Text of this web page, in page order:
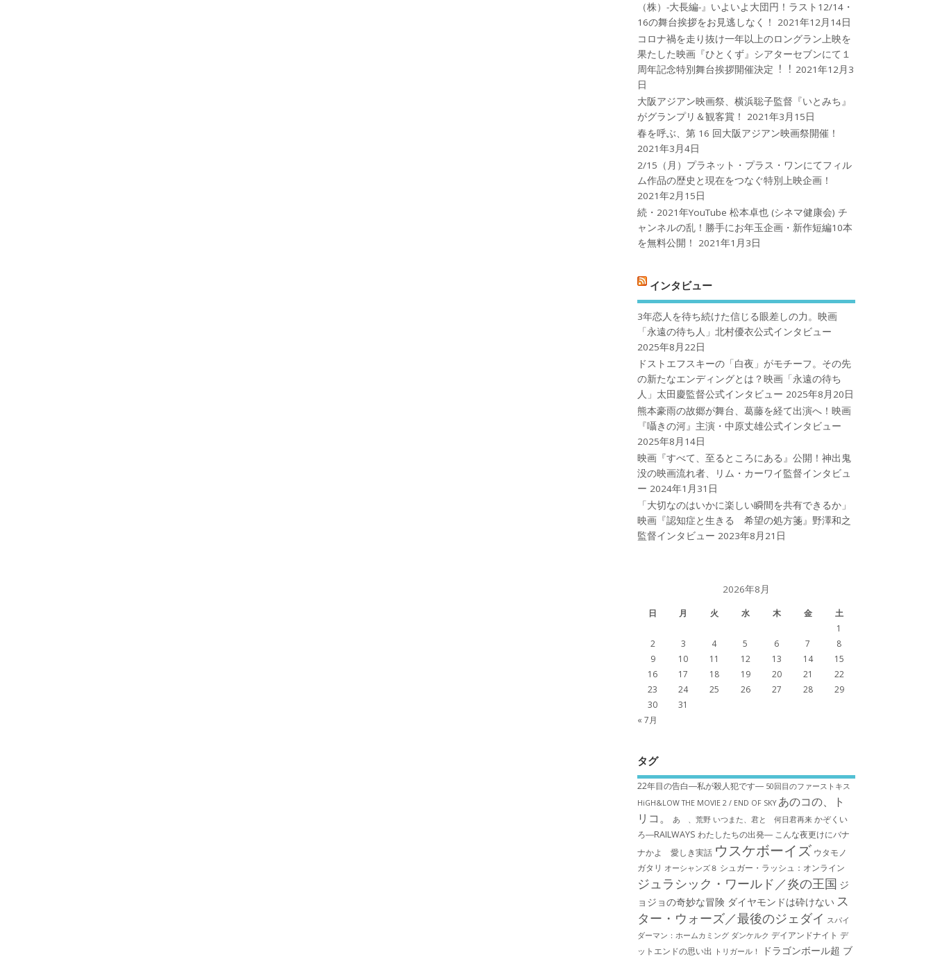
（株）-大長編-』いよいよ大団円！ラスト12/14・
16の舞台挨拶をお見逃しなく！
2021年12月14日
コロナ禍を⾛り抜け⼀年以上のロングラン上映を
果たした映画『ひとくず』シアターセブンにて１
周年記念特別舞台挨拶開催決定︕︕ 2021年12月3
日
大阪アジアン映画祭、横浜聡子監督『いとみち』
がグランプリ＆観客賞！
2021年3月15日
春を呼ぶ、第 16 回大阪アジアン映画祭開催！
2021年3月4日
2/15（月）プラネット・プラス・ワンにてフィル
ム作品の歴史と現在をつなぐ特別上映企画！
2021年2月15日
続・2021年YouTube 松本卓也 (シネマ健康会) チ
ャンネルの乱！勝手にお年玉企画・新作短編10本
を無料公開！
2021年1月3日
インタビュー
3年恋人を待ち続けた信じる眼差しの力。映画
「永遠の待ち人」北村優衣公式インタビュー
2025年8月22日
ドストエフスキーの「白夜」がモチーフ。その先
の新たなエンディングとは？映画「永遠の待ち
人」太田慶監督公式インタビュー 2025年8月20日
熊本豪雨の故郷が舞台、葛藤を経て出演へ！映画
『囁きの河』主演・中原丈雄公式インタビュー
2025年8月14日
映画『すべて、至るところにある』公開！神出鬼
没の映画流れ者、リム・カーワイ監督インタビュ
ー 2024年1月31日
「大切なのはいかに楽しい瞬間を共有できるか」
映画『認知症と生きる 希望の処方箋』野澤和之
監督インタビュー 2023年8月21日
2026年8月
日 月 火 水 木 金
土
1
2
3 4 5 6 7
8
9
10 11 12 13 14
15
16
17 18 19 20 21
22
23
24 25 26 27 28
29
30
31
« 7月
タグ
22年目の告白―私が殺人犯です― 50回目のファーストキス
HiGH&LOW THE MOVIE 2 / END OF SKY あのコの、ト
リコ。
あゝ、荒野 いつまた、君と 何日君再来 かぞくい
ろ―RAILWAYS わたしたちの出発― こんな夜更けにバナ
ナかよ 愛しき実話 ウスケボーイズ ウタモノ
ガタリ オーシャンズ８ シュガー・ラッシュ：オ​ンライン
ジュラシック・ワールド／炎の王国 ジ
ョジョの奇妙な冒険 ダイヤモンドは砕けない ス
ター・ウォーズ／最後のジェダイ スパイ
ダーマン：ホームカミング ダンケルク デイアンドナイト デ
ットエンドの思い出
トリガール！ ドラゴンボール超 ブ